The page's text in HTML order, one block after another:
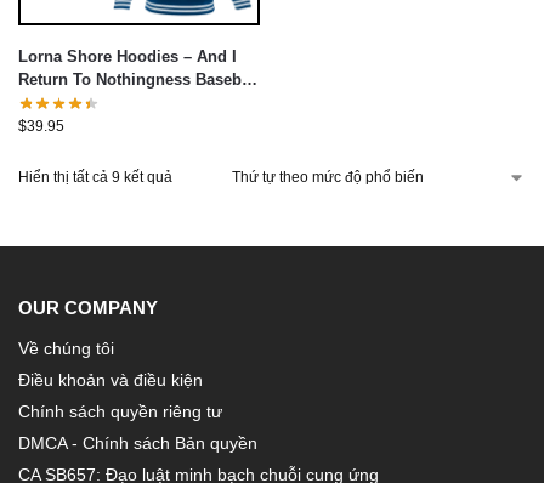
Lorna Shore Hoodies – And I
Return To Nothingness Baseball
Jacket
$39.95
Hiển thị tất cả 9 kết quả
OUR COMPANY
Về chúng tôi
Điều khoản và điều kiện
Chính sách quyền riêng tư
DMCA - Chính sách Bản quyền
CA SB657: Đạo luật minh bạch chuỗi cung ứng